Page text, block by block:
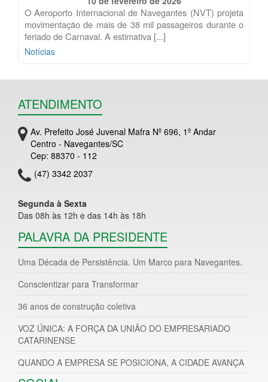
O Aeroporto Internacional de Navegantes (NVT) projeta
movimentação de mais de 38 mil passageiros durante o
feriado de Carnaval. A estimativa [...]
Notícias
ATENDIMENTO
Av. Prefeito José Juvenal Mafra Nº 696, 1º Andar
Centro - Navegantes/SC
Cep: 88370 - 112
(47) 3342 2037
Segunda à Sexta
Das 08h às 12h e das 14h às 18h
PALAVRA DA PRESIDENTE
Uma Década de Persistência. Um Marco para Navegantes.
Conscientizar para Transformar
36 anos de construção coletiva
VOZ ÚNICA: A FORÇA DA UNIÃO DO EMPRESARIADO
CATARINENSE
QUANDO A EMPRESA SE POSICIONA, A CIDADE AVANÇA